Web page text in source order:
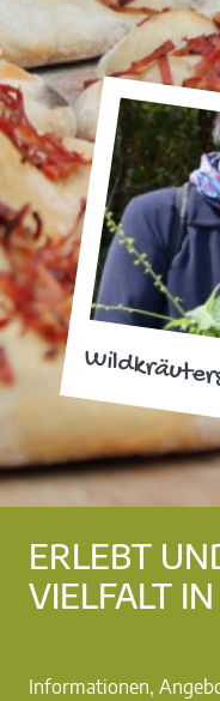
ERLEBT
VIELFALT
Informationen,